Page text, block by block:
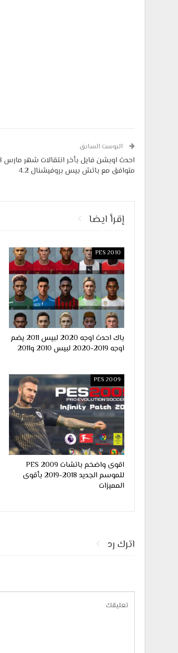
البوست السابق
متوافق مع باتش بيس بروفيشنال 4.2
إقرأ ايضا
PES 2010
باك احدث اوجه 2020 لبيس 2011 يضم
اوجه 2019-2020 لبيس 2010 و2011
PES 2009
اقوى واضخم باتشات PES 2009
للموسم الجديد 2018-2019 بأقوى
المميزات
اترك رد